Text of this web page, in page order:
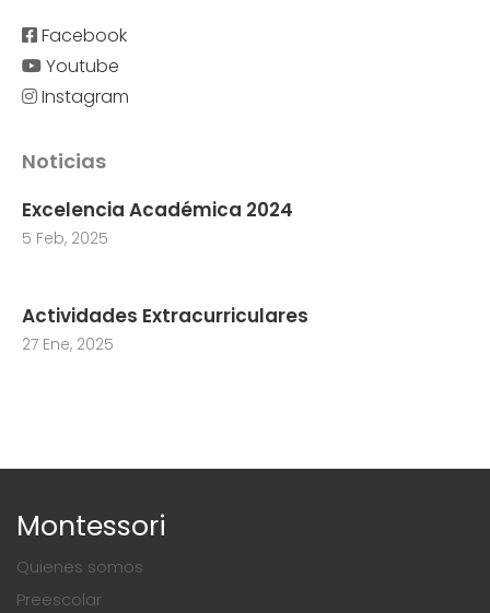
Facebook
Youtube
Instagram
Noticias
Excelencia Académica 2024
5 Feb, 2025
Actividades Extracurriculares
27 Ene, 2025
Montessori
Quienes somos
Preescolar